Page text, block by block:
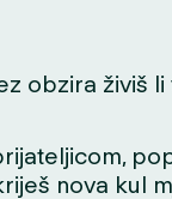
obzira živiš
nova kul